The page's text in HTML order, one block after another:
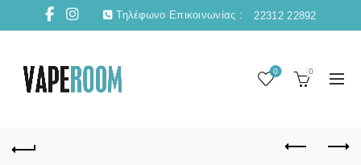
Τηλέφωνο Επικοινωνίας : 22312 22892
0 0